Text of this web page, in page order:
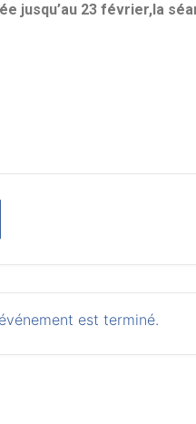
jusqu’au 23 février,la
est terminé.